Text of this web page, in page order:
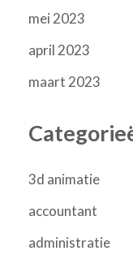
mei 2023
april 2023
maart 2023
3d animatie
accountant
administratie